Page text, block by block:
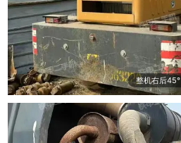
整机右后45°